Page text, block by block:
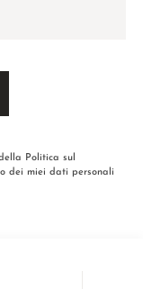
Politica sul
dei miei dati personali